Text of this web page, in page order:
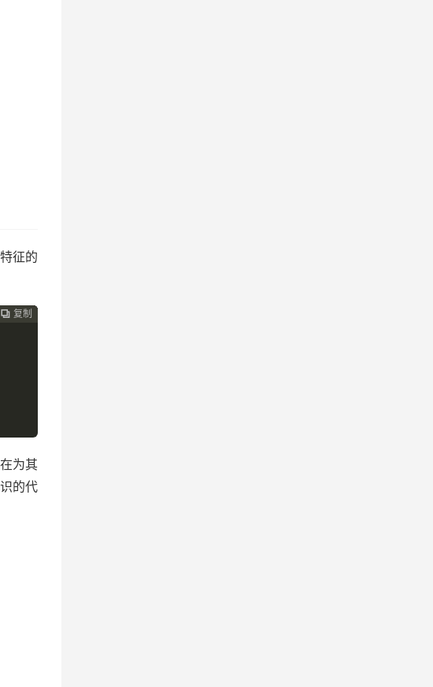
征的
 复制
 复制
 复制
 复制
 复制
 复制
 复制
为其
的代